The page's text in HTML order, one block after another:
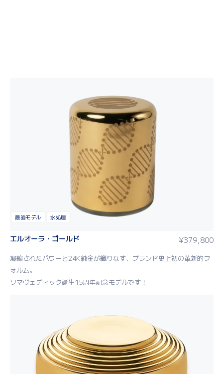
最強モデル 水処理
エルオーラ・ゴールド ¥379,800
凝縮されたパワーと24K純金が織りなす、ブランド史上初の革新的フ
ォルム。
ソマヴェディック誕生15周年記念モデルです！